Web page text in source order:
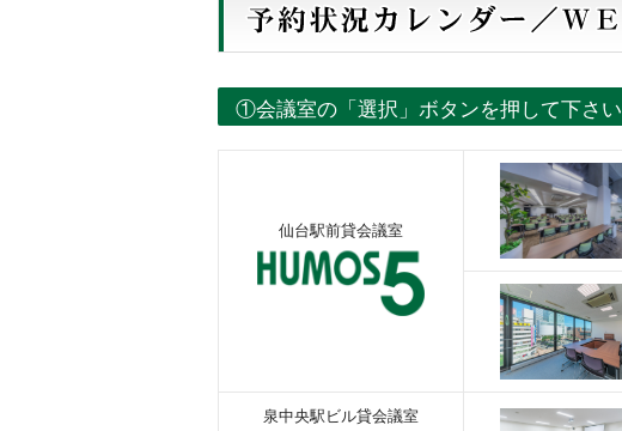
①会議室の「選択」ボタンを押して下さい
仙台駅前貸会議室
泉中央駅ビル貸会議室